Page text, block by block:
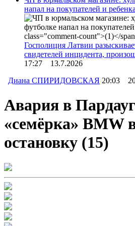
напал на покупателей и ребенка
Госполиция Латвии
свидетелей инцидента,
17:27 13.7.2026
Диана СПИРИДОВСКАЯ 20:03
Авария в
«семёрка» BMW
остановку (15)